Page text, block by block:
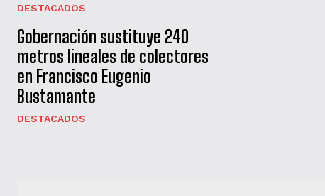
DESTACADOS
Gobernación sustituye 240
metros lineales de colectores
en Francisco Eugenio
Bustamante
DESTACADOS